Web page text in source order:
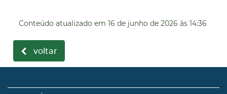
Conteúdo atualizado em 16 de junho de 2026 às 14:36
voltar